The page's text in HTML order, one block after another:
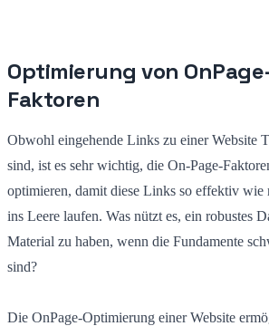
Optimierung von
Faktoren
Obwohl eingehende Links zu einer Website
sind, ist es sehr wichtig, die On-Page-
optimieren, damit diese Links so effektiv
ins Leere laufen. Was nützt es, ein robustes
Material zu haben, wenn die Fundamente
sind?
Die OnPage-Optimierung einer Website